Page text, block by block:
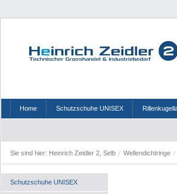
Home Schutzschuhe UNISEX
Sie sind hier: Heinrich Zeidler 2, Selb / Wellendichtringe /
Schutzschuhe UNISEX